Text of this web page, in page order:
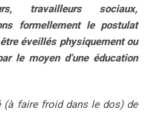
travailleurs sociaux,
formellement le postulat
éveillés physiquement ou
le moyen d’une éducation
(à faire froid dans le dos) de